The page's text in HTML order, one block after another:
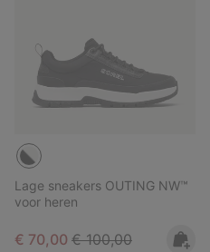
Lage sneakers OUTING NW™
voor heren
Sale price:
€ 70,00 Regular price:
€ 100,00